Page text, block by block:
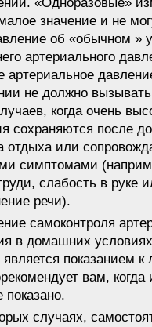
значение и не
об «обычном »
артериального
артериальное
не должно вызывать
когда очень
сохраняются после
отдыха или
симптомами
слабость в руке
речи).
самоконтроля
в домашних
является показанием к
вам, когда
показано.
случаях,